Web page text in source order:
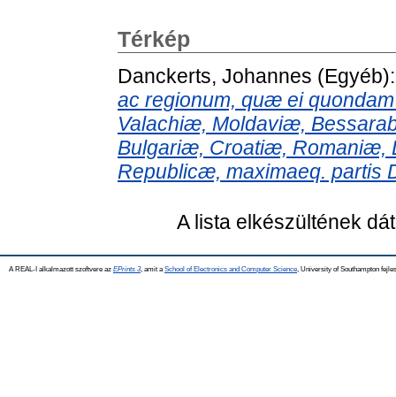
Térkép
Danckerts, Johannes
ac regionum, quæ ei
Valachiæ, Moldaviæ,
Bulgariæ, Croatiæ,
Republicæ, maximaeq. partis
A lista elkészültének
A REAL-I alkalmazott szoftvere az EPrints 3, amit a School of Electronics and Computer Science , University of Southampton